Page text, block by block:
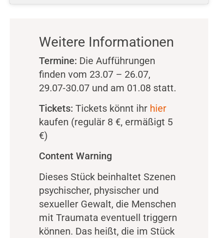
Weitere Informationen
Termine: Die Aufführungen
finden vom 23.07 – 26.07,
29.07-30.07 und am 01.08 statt.
Tickets: Tickets könnt ihr hier
kaufen (regulär 8 €, ermäßigt 5
€)
Content Warning
Dieses Stück beinhaltet Szenen
psychischer, physischer und
sexueller Gewalt, die Menschen
mit Traumata eventuell triggern
können. Das heißt, die im Stück